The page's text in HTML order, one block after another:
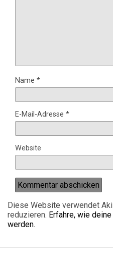
Name *
E-Mail-Adresse *
Website
Diese Website verwendet
reduzieren. Erfahre, wie
werden.